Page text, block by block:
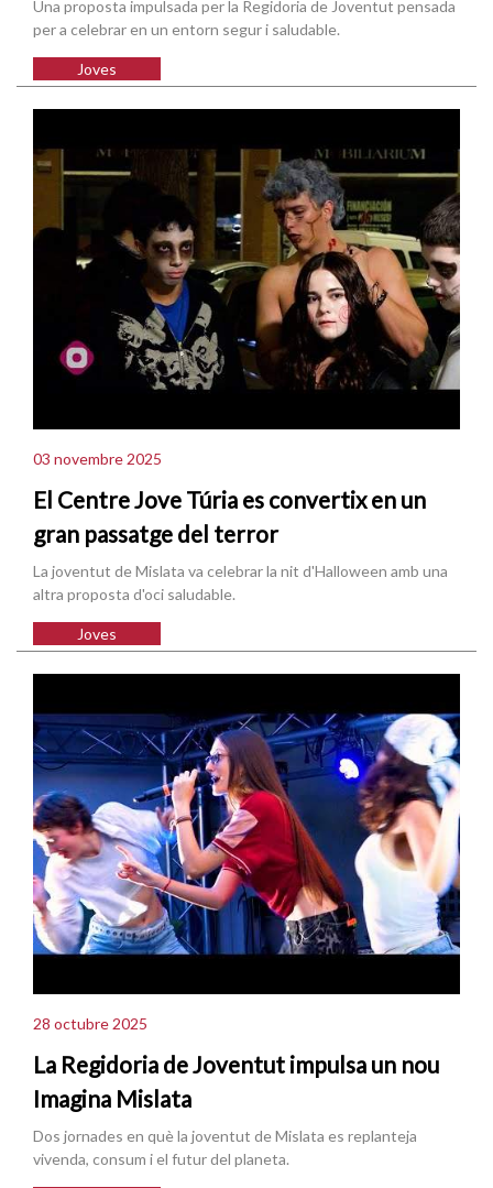
Una proposta impulsada per la Regidoria de Joventut pensada
per a celebrar en un entorn segur i saludable.
Joves
03 novembre 2025
El Centre Jove Túria es convertix en un
gran passatge del terror
La joventut de Mislata va celebrar la nit d'Halloween amb una
altra proposta d'oci saludable.
Joves
28 octubre 2025
La Regidoria de Joventut impulsa un nou
Imagina Mislata
Dos jornades en què la joventut de Mislata es replanteja
vivenda, consum i el futur del planeta.